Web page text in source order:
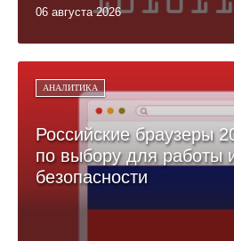
06 августа 2026
АНАЛИТИКА
Российские браузеры
по выбору для работы
безопасности